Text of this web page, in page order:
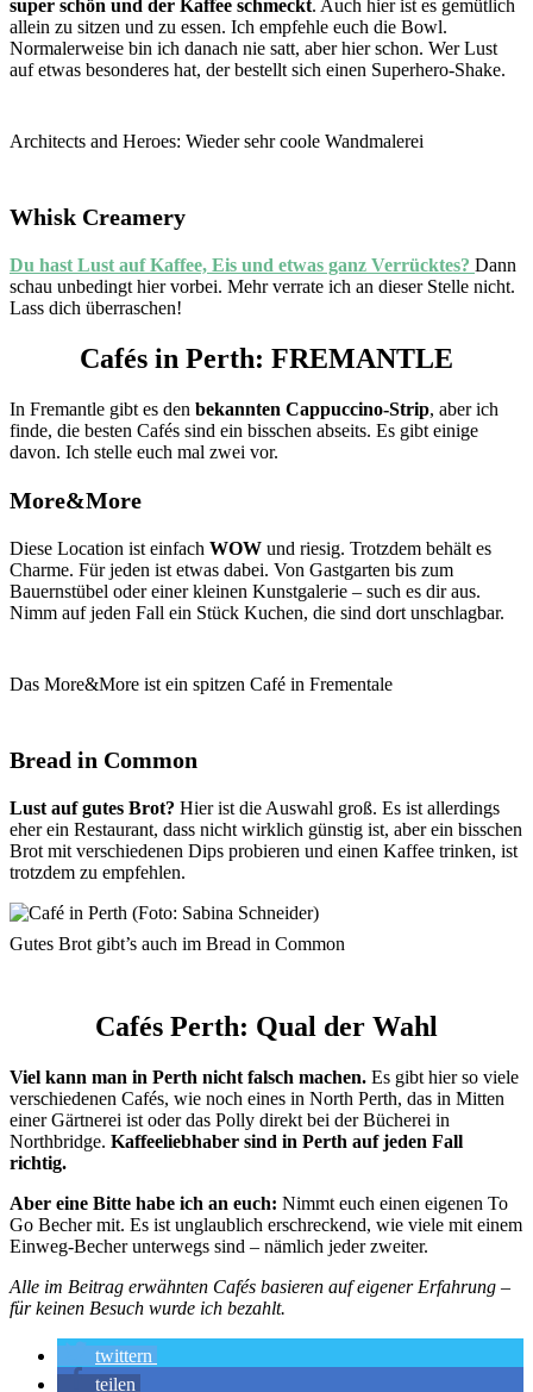
super schön und der Kaffee schmeckt. Auch hier ist es gemütlich
allein zu sitzen und zu essen. Ich empfehle euch die Bowl.
Normalerweise bin ich danach nie satt, aber hier schon. Wer Lust
auf etwas besonderes hat, der bestellt sich einen Superhero-Shake.
Architects and Heroes: Wieder sehr coole Wandmalerei
Whisk Creamery
Du hast Lust auf Kaffee, Eis und etwas ganz Verrücktes? Dann
schau unbedingt hier vorbei. Mehr verrate ich an dieser Stelle nicht.
Lass dich überraschen!
Cafés in Perth: FREMANTLE
In Fremantle gibt es den bekannten Cappuccino-Strip, aber ich
finde, die besten Cafés sind ein bisschen abseits. Es gibt einige
davon. Ich stelle euch mal zwei vor.
More&More
Diese Location ist einfach WOW und riesig. Trotzdem behält es
Charme. Für jeden ist etwas dabei. Von Gastgarten bis zum
Bauernstübel oder einer kleinen Kunstgalerie – such es dir aus.
Nimm auf jeden Fall ein Stück Kuchen, die sind dort unschlagbar.
Das More&More ist ein spitzen Café in Frementale
Bread in Common
Lust auf gutes Brot? Hier ist die Auswahl groß. Es ist allerdings
eher ein Restaurant, dass nicht wirklich günstig ist, aber ein bisschen
Brot mit verschiedenen Dips probieren und einen Kaffee trinken, ist
trotzdem zu empfehlen.
Gutes Brot gibt’s auch im Bread in Common
Cafés Perth: Qual der Wahl
Viel kann man in Perth nicht falsch machen. Es gibt hier so viele
verschiedenen Cafés, wie noch eines in North Perth, das in Mitten
einer Gärtnerei ist oder das Polly direkt bei der Bücherei in
Northbridge. Kaffeeliebhaber sind in Perth auf jeden Fall
richtig.
Aber eine Bitte habe ich an euch: Nimmt euch einen eigenen To
Go Becher mit. Es ist unglaublich erschreckend, wie viele mit einem
Einweg-Becher unterwegs sind – nämlich jeder zweiter.
Alle im Beitrag erwähnten Cafés basieren auf eigener Erfahrung –
für keinen Besuch wurde ich bezahlt.
twittern
teilen